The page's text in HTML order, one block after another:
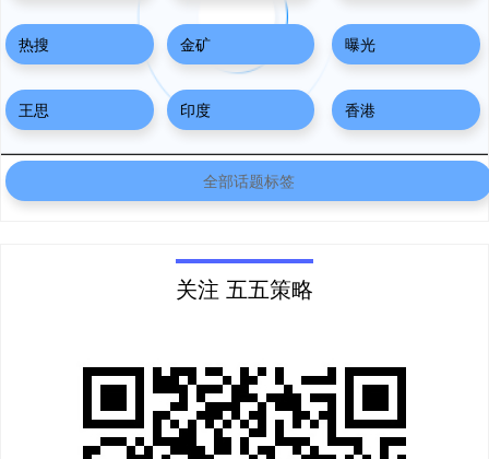
热搜 金矿 曝光
王思 印度 香港
全部话题标签
关注 五五策略